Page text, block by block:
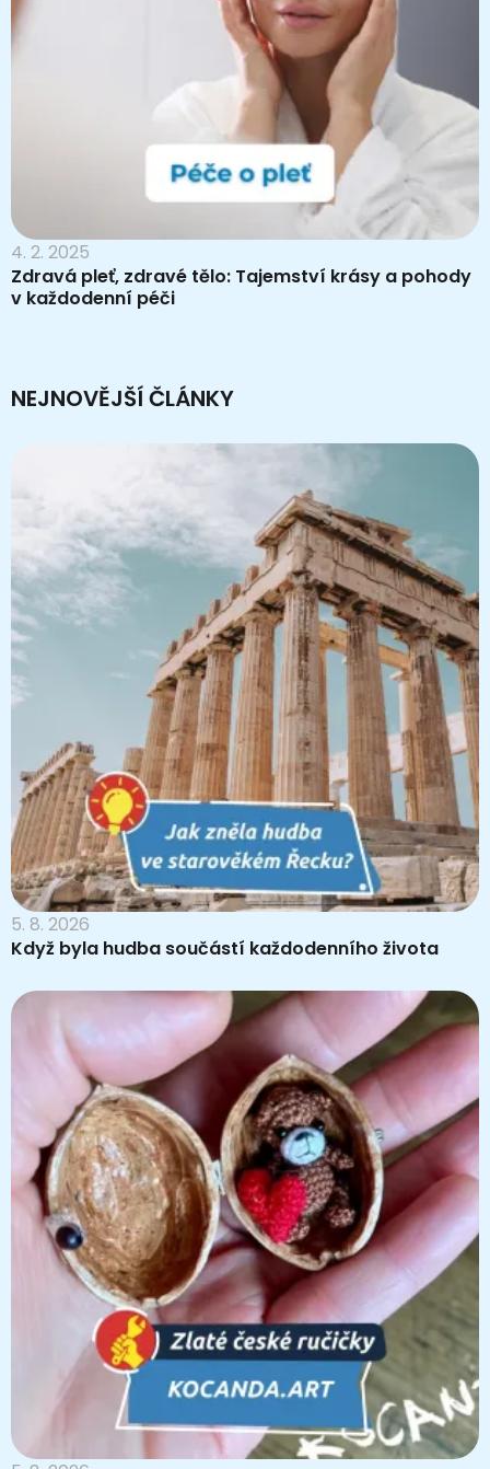
4. 2. 2025
Zdravá pleť, zdravé tělo: Tajemství krásy a pohody
v každodenní péči
NEJNOVĚJŠÍ ČLÁNKY
5. 8. 2026
Když byla hudba součástí každodenního života